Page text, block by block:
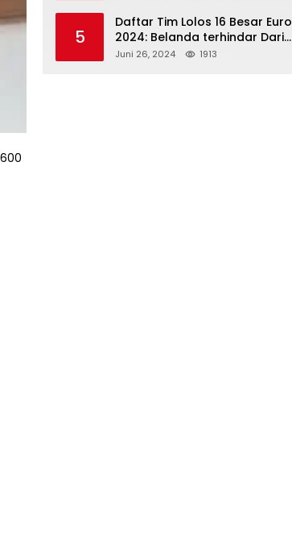
5
Daftar Tim Lolos 16 Besar Euro
2024: Belanda terhindar Dari
Spanyol dan Ingriss, Prancis
Juni 26, 2024 1913